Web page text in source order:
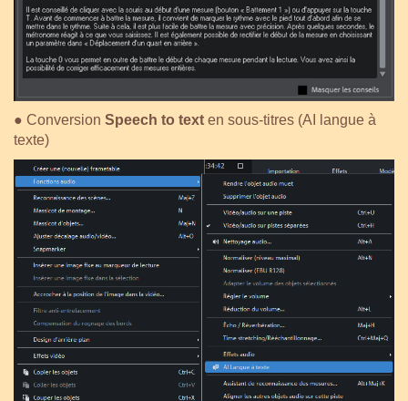
● Conversion Speech to text en sous-titres (AI langue à
texte)